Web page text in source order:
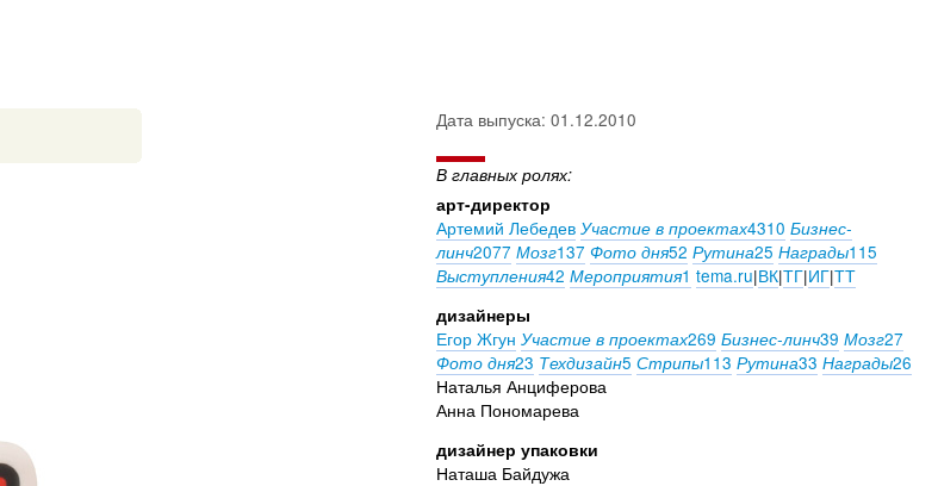
Дата выпуска: 01.12.2010
В главных ролях:
арт-директор
Артемий Лебедев Участие в проектах4310 Бизнес-
линч2077 Мозг137 Фото дня52 Рутина25 Награды115
Выступления42 Мероприятия1 tema.ru|ВК|ТГ|ИГ|ТТ
дизайнеры
Егор Жгун Участие в проектах269 Бизнес-линч39 Мозг27
Фото дня23 Техдизайн5 Стрипы113 Рутина33 Награды26
Наталья Анциферова
Анна Пономарева
дизайнер упаковки
Наташа Байдужа